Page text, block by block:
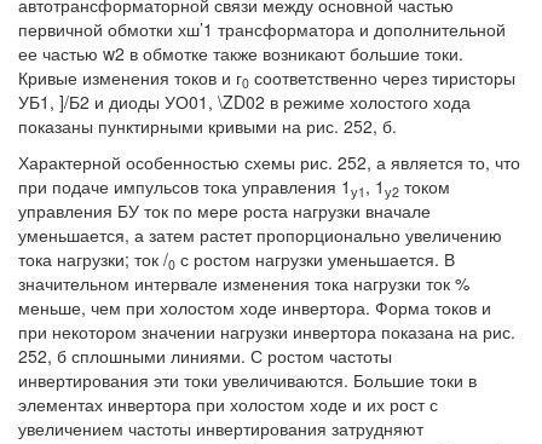
первичной обмотки хш’1 трансформатора и дополнительной
ее частью w2 в обмотке также возникают большие токи.
Кривые изменения токов и г0 соответственно через тиристоры
УБ1, ]/Б2 и диоды УО01, \ZD02 в режиме холостого хода
показаны пунктирными кривыми на рис. 252, б.
Характерной особенностью схемы рис. 252, а является то, что
при подаче импульсов тока управления 1 у1 , 1 у2 током
управления БУ ток по мере роста нагрузки вначале
уменьшается, а затем растет пропорционально увеличению
тока нагрузки; ток /0 с ростом нагрузки уменьшается. В
значительном интервале изменения тока нагрузки ток %
меньше, чем при холостом ходе инвертора. Форма токов и
при некотором значении нагрузки инвертора показана на рис.
252, б сплошными линиями. С ростом частоты
инвертирования эти токи увеличиваются. Большие токи в
элементах инвертора при холостом ходе и их рост с
увеличением частоты инвертирования затрудняют